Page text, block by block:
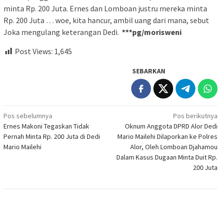
minta Rp. 200 Juta. Ernes dan Lomboan justru mereka minta
Rp. 200 Juta … woe, kita hancur, ambil uang dari mana, sebut
Joka mengulang keterangan Dedi. ***pg/morisweni
Post Views: 1,645
SEBARKAN
Navigasi
pos
Pos sebelumnya
Ernes Makoni Tegaskan Tidak
Pernah Minta Rp. 200 Juta di Dedi
Mario Mailehi
Pos berikutnya
Oknum Anggota DPRD Alor Dedi
Mario Mailehi Dilaporkan ke Polres
Alor, Oleh Lomboan Djahamou
Dalam Kasus Dugaan Minta Duit Rp.
200 Juta